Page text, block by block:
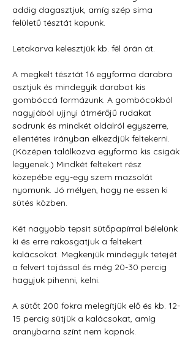
addig dagasztjuk, amíg szép sima
felületű tésztát kapunk.
Letakarva kelesztjük kb. fél órán át.
A megkelt tésztát 16 egyforma darabra
osztjuk és mindegyik darabot kis
gombóccá formázunk. A gombócokból
nagyjából ujjnyi átmérőjű rudakat
sodrunk és mindkét oldalról egyszerre,
ellentétes irányban elkezdjük feltekerni.
(Középen találkozva egyforma kis csigák
legyenek.) Mindkét feltekert rész
közepébe egy-egy szem mazsolát
nyomunk. Jó mélyen, hogy ne essen ki
sütés közben.
Két nagyobb tepsit sütőpapírral bélelünk
ki és erre rakosgatjuk a feltekert
kalácsokat. Megkenjük mindegyik tetejét
a felvert tojással és még 20-30 percig
hagyjuk pihenni, kelni.
A sütőt 200 fokra melegítjük elő és kb. 12-
15 percig sütjük a kalácsokat, amíg
aranybarna színt nem kapnak.